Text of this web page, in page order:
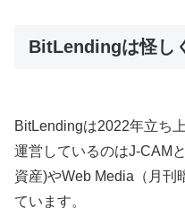
BitLendingは怪し
BitLendingは2022年立ち
運営しているのはJ-CAM
資産)やWeb Media（月刊
ています。